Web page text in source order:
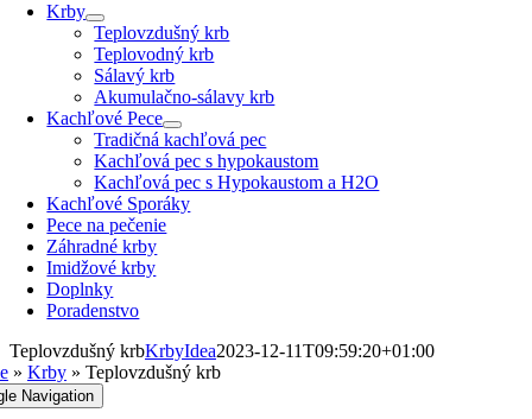
Krby
Teplovzdušný krb
Teplovodný krb
Sálavý krb
Akumulačno-sálavy krb
Kachľové Pece
Tradičná kachľová pec
Kachľová pec s hypokaustom
Kachľová pec s Hypokaustom a H2O
Kachľové Sporáky
Pece na pečenie
Záhradné krby
Imidžové krby
Doplnky
Poradenstvo
Teplovzdušný krbKrbyIdea2023-12-11T09:59:20+01:00
» Krby » Teplovzdušný krb
Navigation